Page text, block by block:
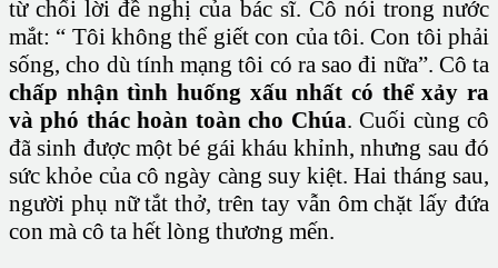
từ chối lời đề nghị của bác sĩ. Cô nói trong nước
mắt: “ Tôi không thể giết con của tôi. Con tôi phải
sống, cho dù tính mạng tôi có ra sao đi nữa”. Cô ta
chấp nhận tình huống xấu nhất có thể xảy ra
và phó thác hoàn toàn cho Chúa. Cuối cùng cô
đã sinh được một bé gái kháu khỉnh, nhưng sau đó
sức khỏe của cô ngày càng suy kiệt. Hai tháng sau,
người phụ nữ tắt thở, trên tay vẫn ôm chặt lấy đứa
con mà cô ta hết lòng thương mến.